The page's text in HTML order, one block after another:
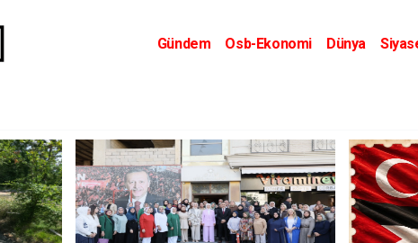
Gündem Osb-Ekonomi Dünya